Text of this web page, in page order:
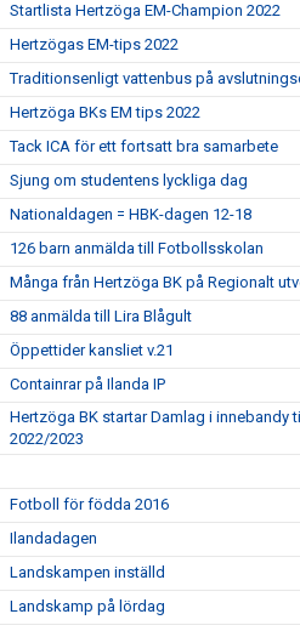
Startlista Hertzöga EM-Champion 2022
Hertzögas EM-tips 2022
Traditionsenligt vattenbus på
Hertzöga BKs EM tips 2022
Tack ICA för ett fortsatt bra samarbete
Sjung om studentens lyckliga dag
Nationaldagen = HBK-dagen 12-18
126 barn anmälda till Fotbollsskolan
Många från Hertzöga BK på Regionalt
88 anmälda till Lira Blågult
Öppettider kansliet v.21
Containrar på Ilanda IP
Hertzöga BK startar Damlag i innebandy
2022/2023
Fotboll för födda 2016
Ilandadagen
Landskampen inställd
Landskamp på lördag